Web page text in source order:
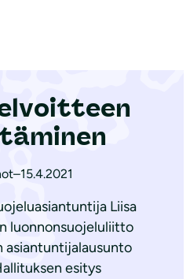
–15.4.2021
Liisa
luonnonsuojeluliitto
asiantuntijalausunto
esitys